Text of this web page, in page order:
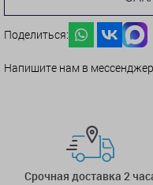
Поделиться:
Напишите нам в
Срочная доставка 2